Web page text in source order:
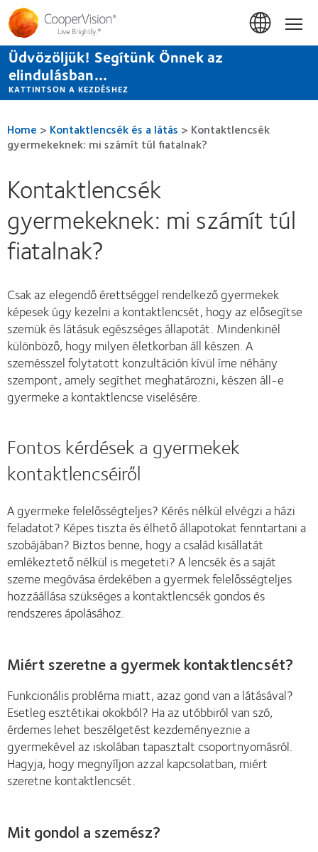
Ugrás
tartalomra
Üdvözöljük! Segítünk Önnek az
elindulásban...
KATTINTSON A KEZDÉSHEZ
Home > Kontaktlencsék és a látás > Kontaktlencsék
gyermekeknek: mi számít túl fiatalnak?
Kontaktlencsék
gyermekeknek: mi számít túl
fiatalnak?
Csak az elegendő érettséggel rendelkező gyermekek
képesek úgy kezelni a kontaktlencsét, hogy az elősegítse
szemük és látásuk egészséges állapotát. Mindenkinél
különböző, hogy milyen életkorban áll készen. A
szemésszel folytatott konzultáción kívül íme néhány
szempont, amely segíthet meghatározni, készen áll-e
gyermeke a kontaktlencse viselésére.
Fontos kérdések a gyermekek
kontaktlencséiről
A gyermeke felelősségteljes? Kérés nélkül elvégzi a házi
feladatot? Képes tiszta és élhető állapotokat fenntartani a
szobájában? Biztos benne, hogy a család kisállatát
emlékeztető nélkül is megeteti? A lencsék és a saját
szeme megóvása érdekében a gyermek felelősségteljes
hozzáállása szükséges a kontaktlencsék gondos és
rendszeres ápolásához.
Miért szeretne a gyermek kontaktlencsét?
Funkcionális probléma miatt, azaz gond van a látásával?
Esetleg esztétikai okokból? Ha az utóbbiról van szó,
érdemes lehet beszélgetést kezdeményeznie a
gyermekével az iskolában tapasztalt csoportnyomásról.
Hagyja, hogy megnyíljon azzal kapcsolatban, miért
szeretne kontaktlencsét.
Mit gondol a szemész?